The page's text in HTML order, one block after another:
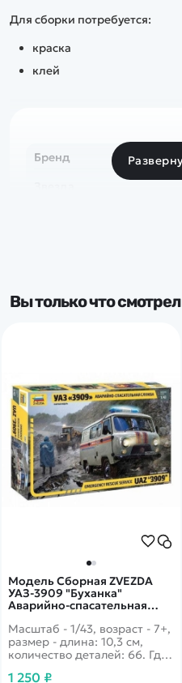
Для сборки потребуется:
краска
клей
Бренд
Вы только что
Модель Сборная ZVEZDA
УАЗ-3909 "Буханка"
Аварийно-спасательная
Масштаб - 1/43, возраст - 7+,
размер - длина: 10,3 см,
количество деталей: 66. Где
1 250 ₽